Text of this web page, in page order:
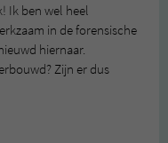
Ik ben wel heel
in de forensische
hiernaar.
Zijn er dus